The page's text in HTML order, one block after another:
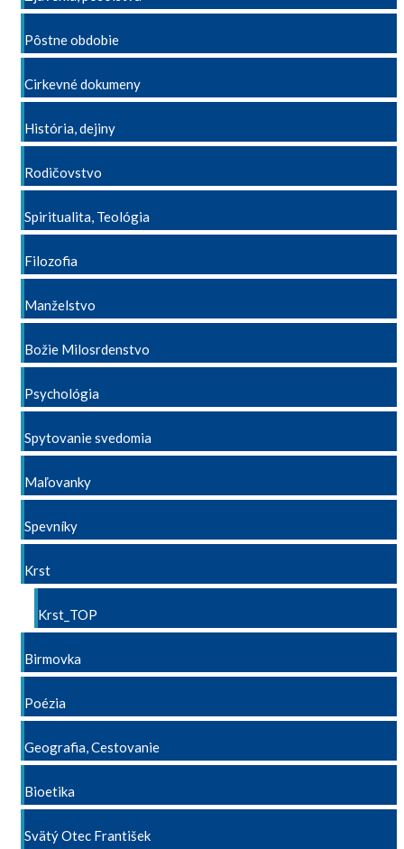
Pôstne obdobie
Cirkevné dokumeny
História, dejiny
Rodičovstvo
Spiritualita, Teológia
Filozofia
Manželstvo
Božie Milosrdenstvo
Psychológia
Spytovanie svedomia
Maľovanky
Spevníky
Krst
Krst_TOP
Birmovka
Poézia
Geografia, Cestovanie
Bioetika
Svätý Otec František